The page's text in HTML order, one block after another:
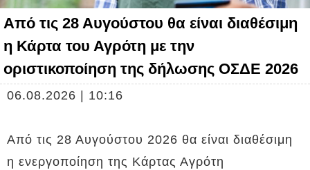
Από τις 28 Αυγούστου θα είναι διαθέσιμη
η Κάρτα του Αγρότη με την
οριστικοποίηση της δήλωσης ΟΣΔΕ 2026
06.08.2026 | 10:16
Από τις 28 Αυγούστου 2026 θα είναι διαθέσιμη
η ενεργοποίηση της Κάρτας Αγρότη